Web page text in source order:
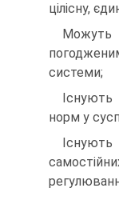
цілісну,
системи;
норм у